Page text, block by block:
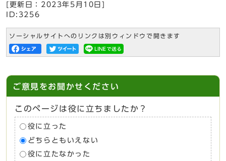
[更新日： 2023年5月10日
ID:3256
ソーシャルサイトへのリンクは別ウィンドウで開きます
ご意見をお聞かせください
このページは役に立ちましたか？
役に立った
どちらともいえない
役に立たなかった